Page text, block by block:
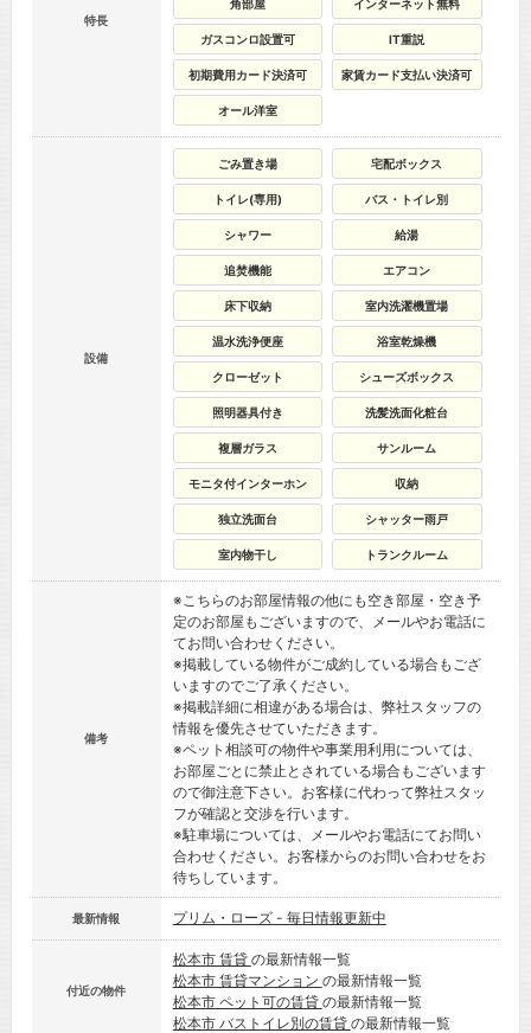
特長
角部屋 インターネット無料
ガスコンロ設置可 IT重説
初期費用カード決済可 家賃カード支払い決済可
オール洋室
設備
ごみ置き場 宅配ボックス
トイレ(専用) バス・トイレ別
シャワー 給湯
追焚機能 エアコン
床下収納 室内洗濯機置場
温水洗浄便座 浴室乾燥機
クローゼット シューズボックス
照明器具付き 洗髪洗面化粧台
複層ガラス サンルーム
モニタ付インターホン 収納
独立洗面台 シャッター雨戸
室内物干し トランクルーム
備考
※こちらのお部屋情報の他にも空き部屋・空き予
定のお部屋もございますので、メールやお電話に
てお問い合わせください。
※掲載している物件がご成約している場合もござ
いますのでご了承ください。
※掲載詳細に相違がある場合は、弊社スタッフの
情報を優先させていただきます。
※ペット相談可の物件や事業用利用については、
お部屋ごとに禁止とされている場合もございます
ので御注意下さい。お客様に代わって弊社スタッ
フが確認と交渉を行います。
※駐車場については、メールやお電話にてお問い
合わせください。お客様からのお問い合わせをお
待ちしています。
最新情報 プリム・ローズ - 毎日情報更新中
付近の物件
松本市 賃貸 の最新情報一覧
松本市 賃貸マンション の最新情報一覧
松本市 ペット可の賃貸 の最新情報一覧
松本市 バストイレ別の賃貸 の最新情報一覧